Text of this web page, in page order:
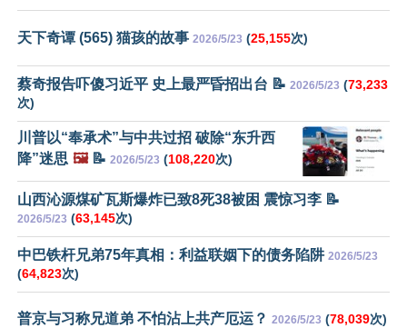
天下奇谭 (565) 猫孩的故事 2026/5/23 (25,155次)
蔡奇报告吓傻习近平 史上最严昏招出台 📝 2026/5/23 (73,233
次)
川普以“奉承术”与中共过招 破除“东升西
降”迷思 🖼️📝 2026/5/23 (108,220次)
山西沁源煤矿瓦斯爆炸已致8死38被困 震惊习李 📝
2026/5/23 (63,145次)
中巴铁杆兄弟75年真相：利益联姻下的债务陷阱 2026/5/23
(64,823次)
普京与习称兄道弟 不怕沾上共产厄运？ 2026/5/23 (78,039次)